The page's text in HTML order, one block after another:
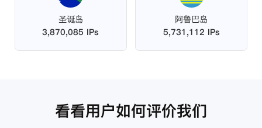
圣诞岛
3,870,085 IPs
阿鲁巴岛
5,731,112 IPs
看看用户如何评价我们